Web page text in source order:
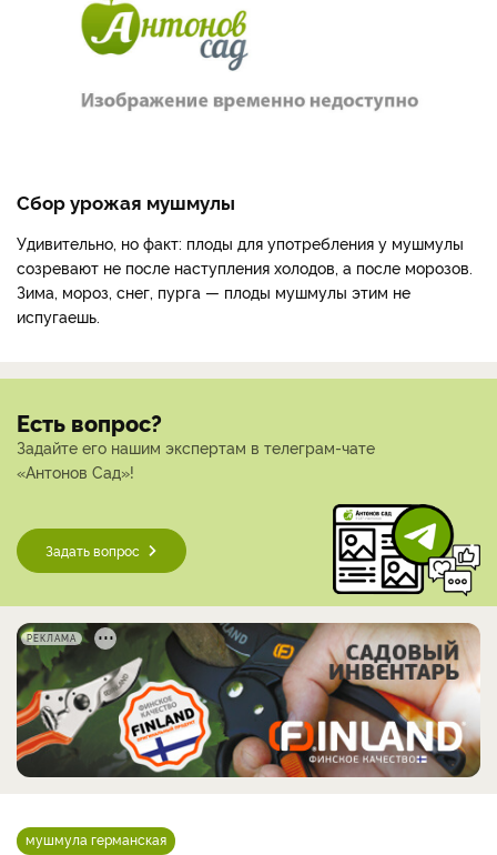
Сбор урожая мушмулы
Удивительно, но факт: плоды для употребления у мушмулы
созревают не после наступления холодов, а после морозов.
Зима, мороз, снег, пурга — плоды мушмулы этим не
испугаешь.
Есть вопрос?
Задайте его нашим экспертам в телеграм-чате
«Антонов Сад»!
Задать вопрос
РЕКЛАМА
мушмула германская